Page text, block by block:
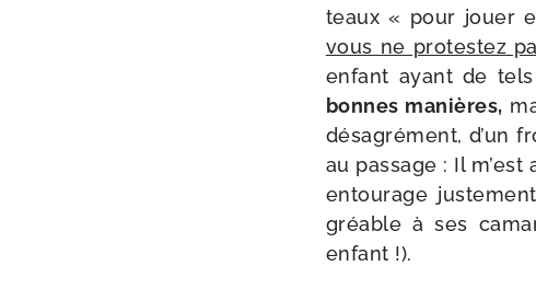
teaux « pour jouer
vous ne pro­tes­tez
enfant ayant de
bonnes manières,
désa­gré­ment, d’un
au pas­sage : Il
entou­rage
gréable à ses
enfant !).